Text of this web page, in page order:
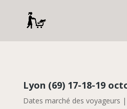
Lyon (69) 17-18-19
Dates marché des voyageurs |